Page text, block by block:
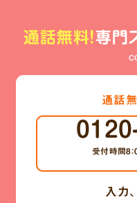
通話無料!専門
通話
受付時間8
入力、